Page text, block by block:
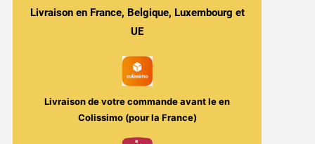
FruitsLivraison en France, Belgique, Luxembourg et
UE
Livraison de votre commande avant leen
Colissimo (pour la France)